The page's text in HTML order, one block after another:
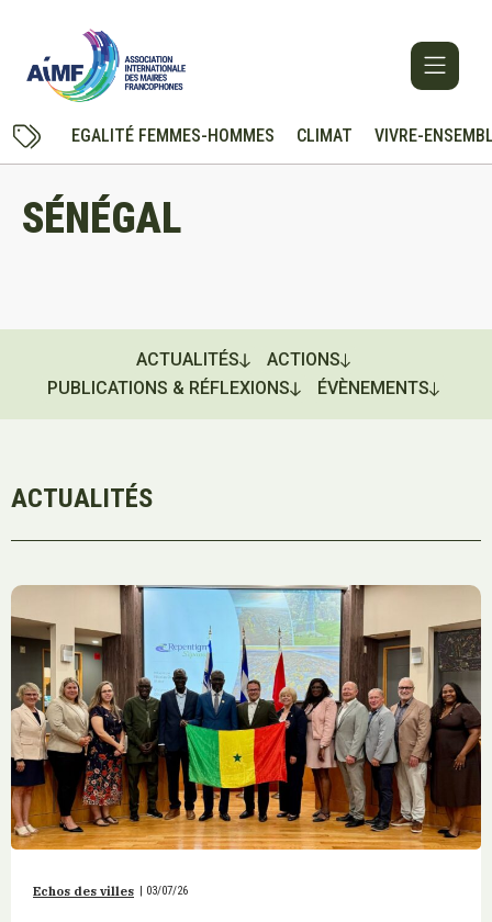
EGALITÉ FEMMES-HOMMES CLIMAT VIVRE-
SÉNÉGAL
ACTUALITÉS
ACTIONS
PUBLICATIONS & RÉFLEXIONS
ÉVÈNEMENTS
ACTUALITÉS
Echos des villes 03/07/26